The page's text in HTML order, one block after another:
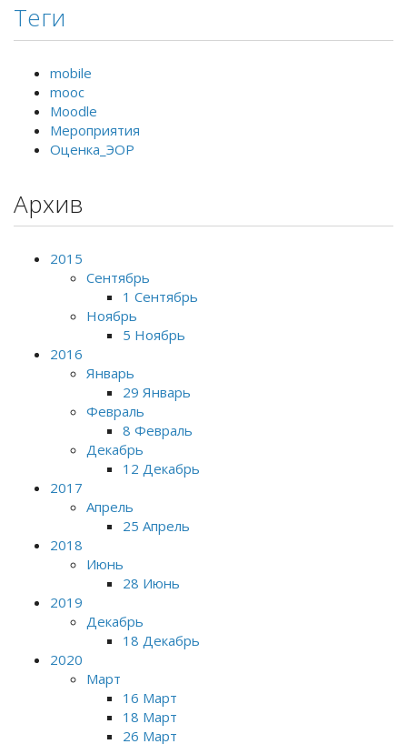
Теги
mobile
mooc
Moodle
Мероприятия
Оценка_ЭОР
Архив
2015
Сентябрь
1 Сентябрь
Ноябрь
5 Ноябрь
2016
Январь
29 Январь
Февраль
8 Февраль
Декабрь
12 Декабрь
2017
Апрель
25 Апрель
2018
Июнь
28 Июнь
2019
Декабрь
18 Декабрь
2020
Март
16 Март
18 Март
26 Март